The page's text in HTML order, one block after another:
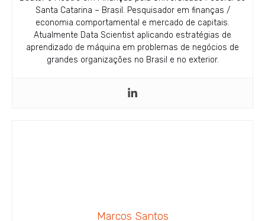
Santa Catarina – Brasil. Pesquisador em finanças /
economia comportamental e mercado de capitais.
Atualmente Data Scientist aplicando estratégias de
aprendizado de máquina em problemas de negócios de
grandes organizações no Brasil e no exterior.
Marcos Santos